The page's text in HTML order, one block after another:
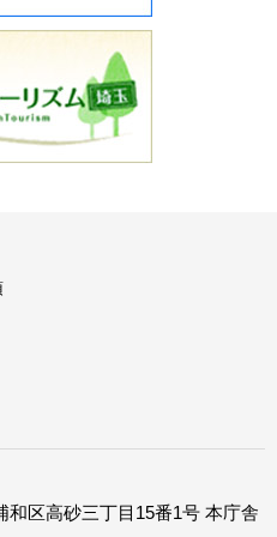
和区高砂三丁目15番1号 本庁舎